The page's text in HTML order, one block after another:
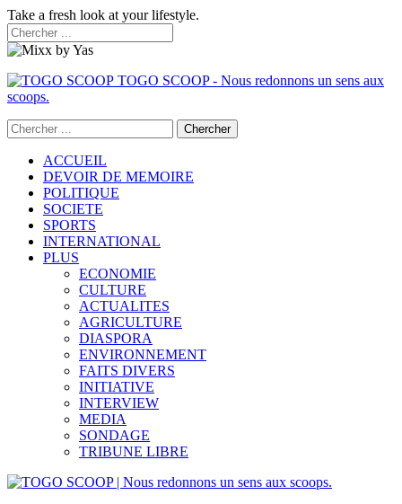
Take a fresh look at your lifestyle.
TOGO SCOOP - Nous redonnons un sens aux
scoops.
ACCUEIL
DEVOIR DE MEMOIRE
POLITIQUE
SOCIETE
SPORTS
INTERNATIONAL
PLUS
ECONOMIE
CULTURE
ACTUALITES
AGRICULTURE
DIASPORA
ENVIRONNEMENT
FAITS DIVERS
INITIATIVE
INTERVIEW
MEDIA
SONDAGE
TRIBUNE LIBRE